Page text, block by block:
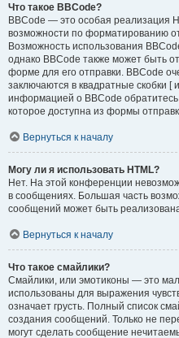
Что такое BBCode?
BBCode — это особая реализация
возможности по форматированию
Возможность использования
однако BBCode также может быть
форме для его отправки. BBCode
заключаются в квадратные скобки [
информацией о BBCode обратитесь
которое доступна из формы
Вернуться к началу
Могу ли я использовать HTML?
Нет. На этой конференции
в сообщениях. Большая часть
сообщений может быть
Вернуться к началу
Что такое смайлики?
Смайлики, или эмотиконы — это
использованы для выражения
означает грусть. Полный список
создания сообщений. Только не
могут сделать сообщение